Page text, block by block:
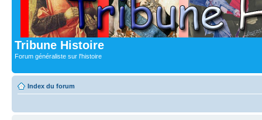
Tribune Histoire
Forum généraliste sur l'histoire
Index du forum